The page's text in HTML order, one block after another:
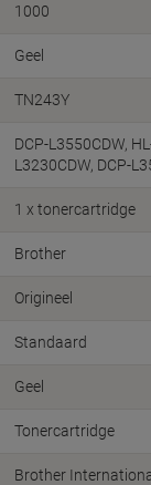
1000
Geel
TN243Y
DCP-L3550CDW
L3230CDW DCP-
1 x tonercartridge
Brother
Origineel
Standaard
Geel
Tonercartridge
Brother